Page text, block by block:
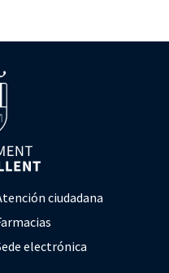
ciudadana
electrónica